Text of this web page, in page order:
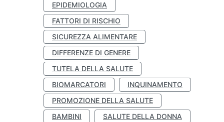
EPIDEMIOLOGIA
FATTORI DI RISCHIO
SICUREZZA ALIMENTARE
DIFFERENZE DI GENERE
TUTELA DELLA SALUTE
BIOMARCATORI
INQUINAMENTO
PROMOZIONE DELLA SALUTE
BAMBINI
SALUTE DELLA DONNA